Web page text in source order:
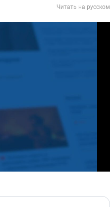
Читать на русском